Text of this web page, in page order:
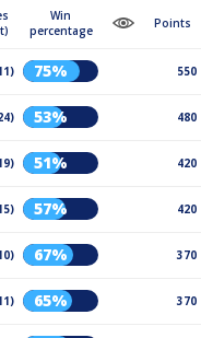
Win
percentage
Points
75% 550
53% 480
51% 420
57% 420
67% 370
65% 370